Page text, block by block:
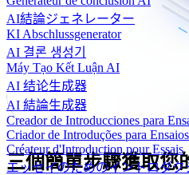
AI結論ジェネレーター
KI Abschlussgenerator
AI 결론 생성기
Máy Tạo Kết Luận AI
AI 结论生成器
AI 結論生成器
Creador de Introducciones para
Criador de Introduções para Ensaios
Créateur d'Introduction pour Essais
エッセイのためのイントロダ
三個簡單步驟獲取您